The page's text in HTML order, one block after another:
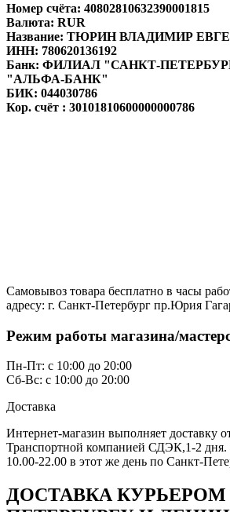
Номер счёта: 40802810632390001815
Валюта: RUR
Название: ТЮРИН ВЛАДИМИР
ИНН: 780620136192
Банк: ФИЛИАЛ "САНКТ-
"АЛЬФА-БАНК"
БИК: 044030786
Кор. счёт : 30101810600000000786
Самовывоз товара бесплатно в часы
адресу: г. Санкт-Петербург пр.Юрия
Режим работы магазина/
Пн-Пт: с 10:00 до 20:00
Сб-Вс: с 10:00 до 20:00
Доставка
Интернет-магазин выполняет доставку
Транспортной компанией СДЭК,1-2 дня.
10.00-22.00 в этот же день по Санкт-
ДОСТАВКА